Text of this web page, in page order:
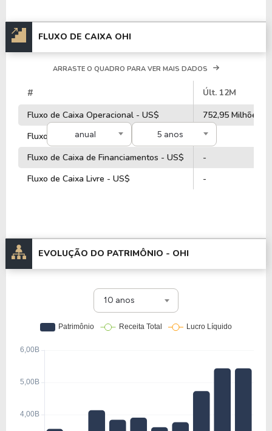
FLUXO DE CAIXA OHI
anual 5 anos
ARRASTE O QUADRO PARA VER MAIS DADOS
#
Últ. 12M
Fluxo de Caixa Operacional - US$
752,95 Milhões
Fluxo de Caixa de Investimentos - US$
-
Fluxo de Caixa de Financiamentos - US$
-
Fluxo de Caixa Livre - US$
-
EVOLUÇÃO DO PATRIMÔNIO - OHI
10 anos